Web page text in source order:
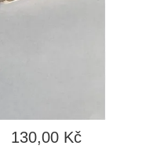
130,00 Kč